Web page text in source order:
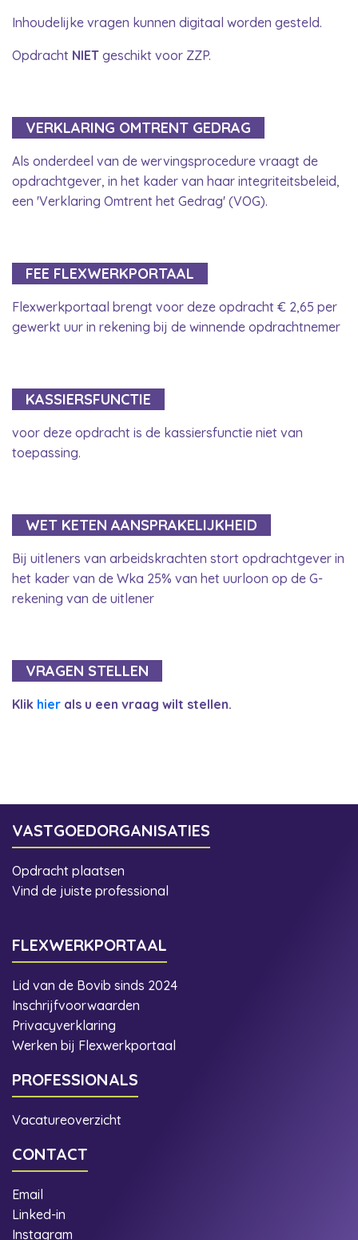
Inhoudelijke vragen kunnen digitaal worden gesteld.
Opdracht NIET geschikt voor ZZP.
VERKLARING OMTRENT GEDRAG
Als onderdeel van de wervingsprocedure vraagt de
opdrachtgever, in het kader van haar integriteitsbeleid,
een 'Verklaring Omtrent het Gedrag' (VOG).
FEE FLEXWERKPORTAAL
Flexwerkportaal brengt voor deze opdracht € 2,65 per
gewerkt uur in rekening bij de winnende opdrachtnemer
KASSIERSFUNCTIE
voor deze opdracht is de kassiersfunctie niet van
toepassing.
WET KETEN AANSPRAKELIJKHEID
Bij uitleners van arbeidskrachten stort opdrachtgever in
het kader van de Wka 25% van het uurloon op de G-
rekening van de uitlener
VRAGEN STELLEN
Klik hier als u een vraag wilt stellen.
VASTGOEDORGANISATIES
Opdracht plaatsen
Vind de juiste professional
FLEXWERKPORTAAL
Lid van de Bovib sinds 2024
Inschrijfvoorwaarden
Privacyverklaring
Werken bij Flexwerkportaal
PROFESSIONALS
Vacatureoverzicht
CONTACT
Email
Linked-in
Instagram